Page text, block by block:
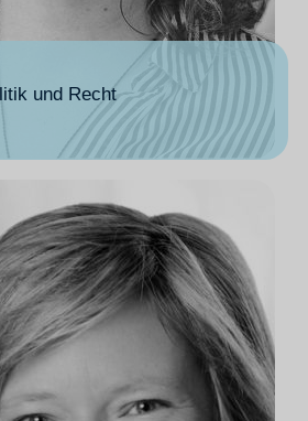
und Recht